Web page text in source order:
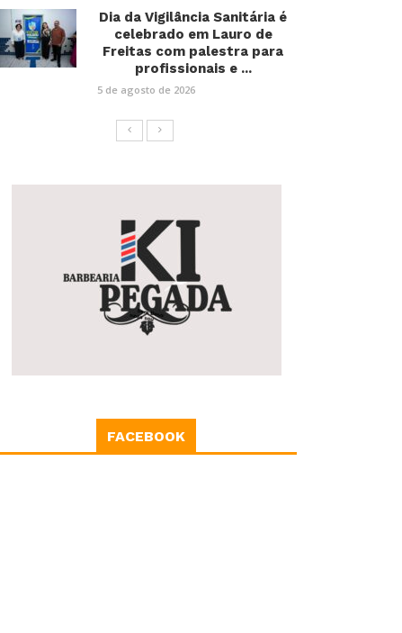
Dia da Vigilância Sanitária é
celebrado em Lauro de
Freitas com palestra para
profissionais e ...
5 de agosto de 2026
FACEBOOK